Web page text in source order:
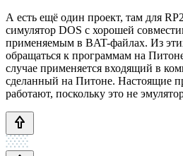
А есть ещё один проект, там для
симулятор DOS с хорошей
применяемым в BAT-файлах. Из
обращаться к программам на
случае применяется входящий в
сделанный на Питоне. Настоящие
работают, поскольку это не